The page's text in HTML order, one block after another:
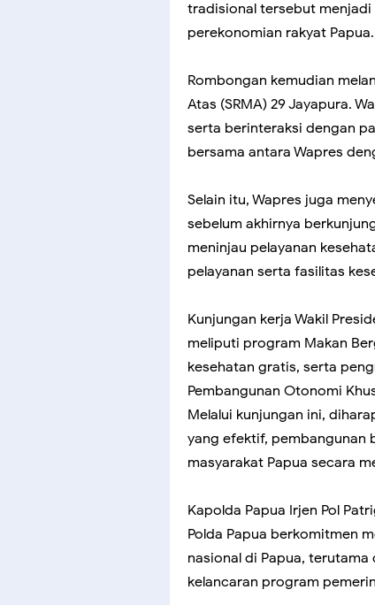
tradisional tersebut
perekonomian rakyat Papua.
Rombongan kemudian
Atas (SRMA) 29 Jayapura.
serta berinteraksi dengan
bersama antara Wapres
Selain itu, Wapres juga
sebelum akhirnya
meninjau pelayanan
pelayanan serta fasilitas
Kunjungan kerja Wakil
meliputi program Makan
kesehatan gratis, serta
Pembangunan Otonomi
Melalui kunjungan ini,
yang efektif, pembangunan
masyarakat Papua secara
Kapolda Papua Irjen Pol
Polda Papua berkomitmen
nasional di Papua,
kelancaran program